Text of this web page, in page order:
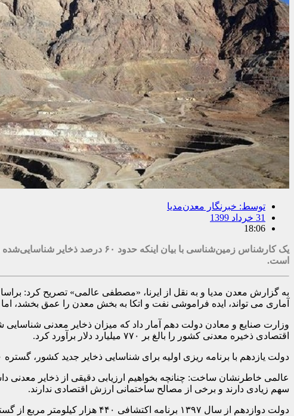
توسط: خبرنگار معدن‌مدیا
31 خرداد 1399
18:06
یک کارشناس زمین‌شناسی با بیان
است.
آماری می تواند، ایده فراموشی نفت و اتکا به بخش معدن را عمق بخشد،
اقتصادی ذخیره معدنی کشور را بالغ بر ۷۷۰ میلیارد دلار برآورد کرد.
دولت یازدهم با برنامه ریزی اولیه برای شناسایی ذخایر جدید کشور، گستره ۲۵۰ هزار کیلیومتر مربع را در سال ۱۳۹۳ در دستور کار خود قرار داد و تا سال ۱۳۹۷ به حدود ۲۷۰ کیلومتر مربع رسید.
سهم زیادی دارند و برخی از مصالح ساختمانی ارزش اقتصادی ندارند.
دولت دوازدهم از سال ۱۳۹۷ برنامه اکتشافی ۴۴۰ هزار کیلومتر مربع از گستره کشور را در دستور کار خود قرار داده است و انتظار می رود تا پایان امسال دستاوردهای این اقدام، مورد ارزیابی قرار گیرد.